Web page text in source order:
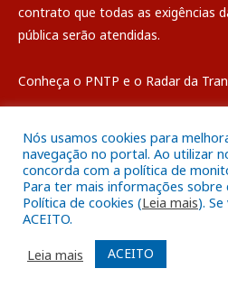
contrato que todas as exigências
pública serão atendidas.
Conheça o PNTP e o Radar da
Todos os direitos reservados a
Mapa do Site
Acessar o
Nós usamos cookies para
navegação no portal. Ao utilizar
concorda com a política de
Para ter mais informações sobre
Política de cookies (Leia mais).
ACEITO.
Leia mais
ACEITO